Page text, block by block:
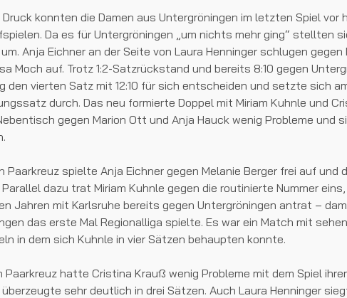
Druck konnten die Damen aus Untergröningen im letzten Spiel vor
Da es für Untergröningen „um nichts mehr ging“ stellten
Anja Eichner an der Seite von Laura Henninger schlugen gegen
Moch auf. Trotz 1:2-Satzrückstand und bereits 8:10 gegen
den vierten Satz mit 12:10 für sich entscheiden und setzte sich
durch. Das neu formierte Doppel mit Miriam Kuhnle und
gegen Marion Ott und Anja Hauck wenig Probleme und
Paarkreuz spielte Anja Eichner gegen Melanie Berger frei auf und
dazu trat Miriam Kuhnle gegen die routinierte Nummer
Jahren mit Karlsruhe bereits gegen Untergröningen antrat –
das erste Mal Regionalliga spielte. Es war ein Match mit
in dem sich Kuhnle in vier Sätzen behaupten konnte.
Paarkreuz hatte Cristina Krauß wenig Probleme mit dem Spiel
sehr deutlich in drei Sätzen. Auch Laura Henninger